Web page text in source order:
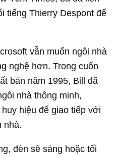
tiếng Thierry Despont để
vẫn muốn ngôi nhà
nghệ hơn. Trong cuốn
bản năm 1995, Bill đã
nhà thông minh,
hiệu để giao tiếp với
nhà.
đèn sẽ sáng hoặc tối